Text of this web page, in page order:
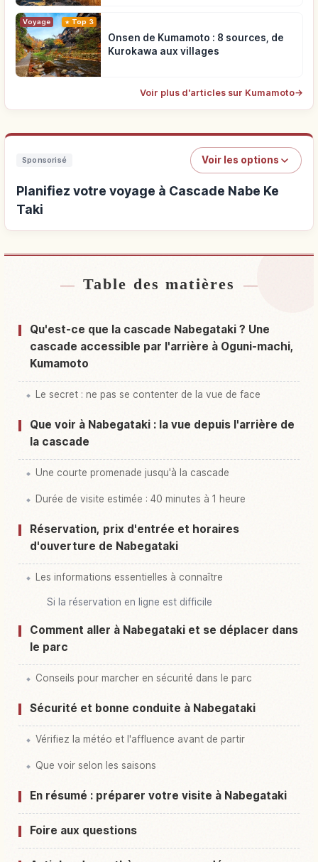
Voyage Top 3
Onsen de Kumamoto : 8 sources, de
Kurokawa aux villages
Voir plus d'articles sur Kumamoto→
Sponsorisé Voir les options
Planifiez votre voyage à Cascade Nabe Ke
Taki
Hébergements près de Cascade Nabe Ke Taki
Activités à Cascade Nabe Ke Taki↗
Table des matières
Qu'est-ce que la cascade Nabegataki ? Une
cascade accessible par l'arrière à Oguni-machi,
Kumamoto
Le secret : ne pas se contenter de la vue de face
Que voir à Nabegataki : la vue depuis l'arrière de
la cascade
Une courte promenade jusqu'à la cascade
Durée de visite estimée : 40 minutes à 1 heure
Réservation, prix d'entrée et horaires
d'ouverture de Nabegataki
Les informations essentielles à connaître
Si la réservation en ligne est difficile
Comment aller à Nabegataki et se déplacer dans
le parc
Conseils pour marcher en sécurité dans le parc
Sécurité et bonne conduite à Nabegataki
Vérifiez la météo et l'affluence avant de partir
Que voir selon les saisons
En résumé : préparer votre visite à Nabegataki
Foire aux questions